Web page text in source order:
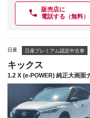
販売店に
電話する（無料）
日産 日産プレミアム認定中古車
キックス
1.2 X (e-POWER) 純正大画面